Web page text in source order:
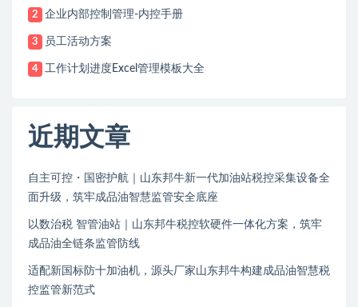
2 企业内部控制管理-内控手册
3 员工活动方案
4 工作计划进度Excel管理模板大全
近期文章
自主可控・国密护航｜山东邦牛新一代加油站税控采集设备全
面升级，筑牢成品油智慧监管安全底座
以数治税 智管油站｜山东邦牛税控软硬件一体化方案，筑牢
成品油全链条监管防线
适配新国标防十加油机，源头厂家山东邦牛构建成品油智慧税
控监管新范式